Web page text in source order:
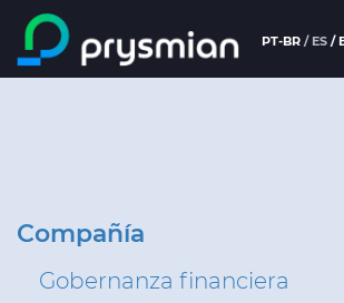
prysmian.skip_to_main_content
PT-BR ES
Centros de productos
https://latam.prysmian.com/
Compañía
Gobernanza financiera